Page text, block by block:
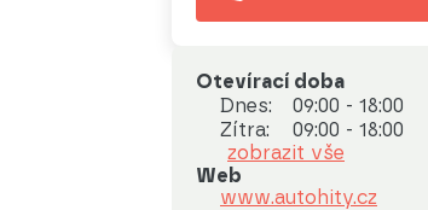
Otevírací doba
Dnes:
09:00 - 18:00
Zítra:
09:00 - 18:00
zobrazit vše
Web
www.autohity.cz